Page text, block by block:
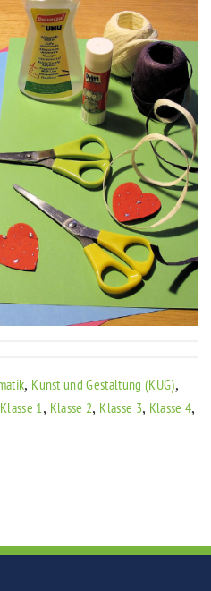
, Kunst und Gestaltung (KUG),
Klasse 1, Klasse 2, Klasse 3, Klasse 4,